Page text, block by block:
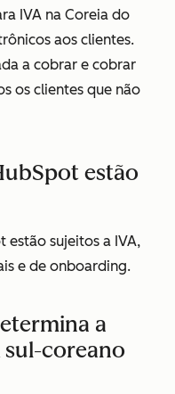
IVA na Coreia do
aos clientes.
a cobrar e cobrar
os clientes que não
estão
estão sujeitos a IVA,
e de onboarding.
a
sul-coreano